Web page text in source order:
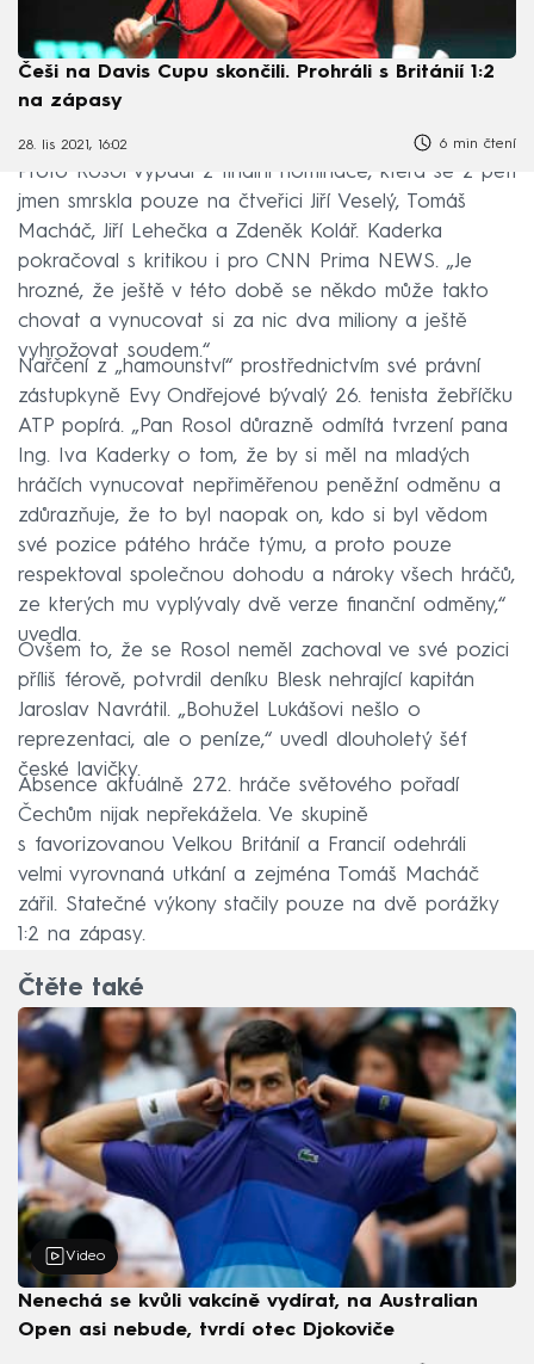
Češi na Davis Cupu skončili. Prohráli s Británií 1:2
na zápasy
28. lis 2021, 16:02 6 min čtení
Proto Rosol vypadl z finální nominace, která se z pěti
jmen smrskla pouze na čtveřici Jiří Veselý, Tomáš
Macháč, Jiří Lehečka a Zdeněk Kolář. Kaderka
pokračoval s kritikou i pro CNN Prima NEWS. „Je
hrozné, že ještě v této době se někdo může takto
chovat a vynucovat si za nic dva miliony a ještě
vyhrožovat soudem.“
Nařčení z „hamounství“ prostřednictvím své právní
zástupkyně Evy Ondřejové bývalý 26. tenista žebříčku
ATP popírá. „Pan Rosol důrazně odmítá tvrzení pana
Ing. Iva Kaderky o tom, že by si měl na mladých
hráčích vynucovat nepřiměřenou peněžní odměnu a
zdůrazňuje, že to byl naopak on, kdo si byl vědom
své pozice pátého hráče týmu, a proto pouze
respektoval společnou dohodu a nároky všech hráčů,
ze kterých mu vyplývaly dvě verze finanční odměny,“
uvedla.
Ovšem to, že se Rosol neměl zachoval ve své pozici
příliš férově, potvrdil deníku Blesk nehrající kapitán
Jaroslav Navrátil. „Bohužel Lukášovi nešlo o
reprezentaci, ale o peníze,“ uvedl dlouholetý šéf
české lavičky.
Absence aktuálně 272. hráče světového pořadí
Čechům nijak nepřekážela. Ve skupině
s favorizovanou Velkou Británií a Francií odehráli
velmi vyrovnaná utkání a zejména Tomáš Macháč
zářil. Statečné výkony stačily pouze na dvě porážky
1:2 na zápasy.
Čtěte také
Video
Nenechá se kvůli vakcíně vydírat, na Australian
Open asi nebude, tvrdí otec Djokoviče